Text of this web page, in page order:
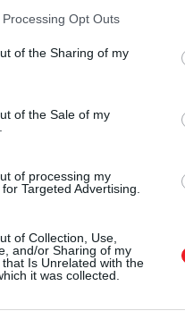
website/app uses one or more
or usage behaviour. You may
to Google and its third-party
specified purposes in below
Opt Outs
of the Sharing of my
of the Sale of my
of processing my
Targeted Advertising.
of Collection, Use,
and/or Sharing of my
Is Unrelated with the
it was collected.
könnyítjük meg
az előszobát, hogy az
legyen
között: elég egy jól
vagy szék, ahová le
kényelmes papucs.
a családtagok és a
hozzá.
működhet szinte
már a bejáratnál
tovább marad tiszta,
a szőnyegekbe